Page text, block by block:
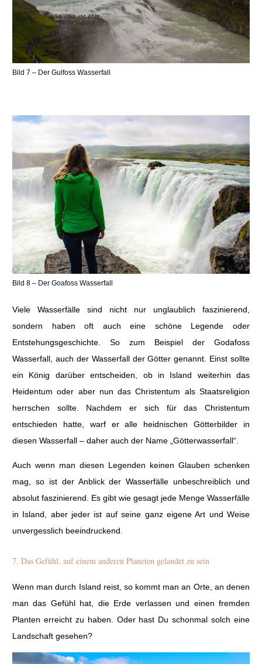
Bild 7 – Der Gulfoss Wasserfall
Bild 8 – Der Goafoss Wasserfall
Viele Wasserfälle sind nicht nur unglaublich faszinierend,
sondern haben oft auch eine schöne Legende oder
Entstehungsgeschichte. So zum Beispiel der Godafoss
Wasserfall, auch der Wasserfall der Götter genannt. Einst sollte
ein König darüber entscheiden, ob in Island weiterhin das
Heidentum oder aber nun das Christentum als Staatsreligion
herrschen sollte. Nachdem er sich für das Christentum
entschieden hatte, warf er alle heidnischen Götterbilder in
diesen Wasserfall – daher auch der Name „Götterwasserfall“.
Auch wenn man diesen Legenden keinen Glauben schenken
mag, so ist der Anblick der Wasserfälle unbeschreiblich und
absolut faszinierend. Es gibt wie gesagt jede Menge Wasserfälle
in Island, aber jeder ist auf seine ganz eigene Art und Weise
unvergesslich beeindruckend.
7. Das Gefühl, auf einem anderen Planeten gelandet zu sein
Wenn man durch Island reist, so kommt man an Orte, an denen
man das Gefühl hat, die Erde verlassen und einen fremden
Planten erreicht zu haben. Oder hast Du schonmal solch eine
Landschaft gesehen?